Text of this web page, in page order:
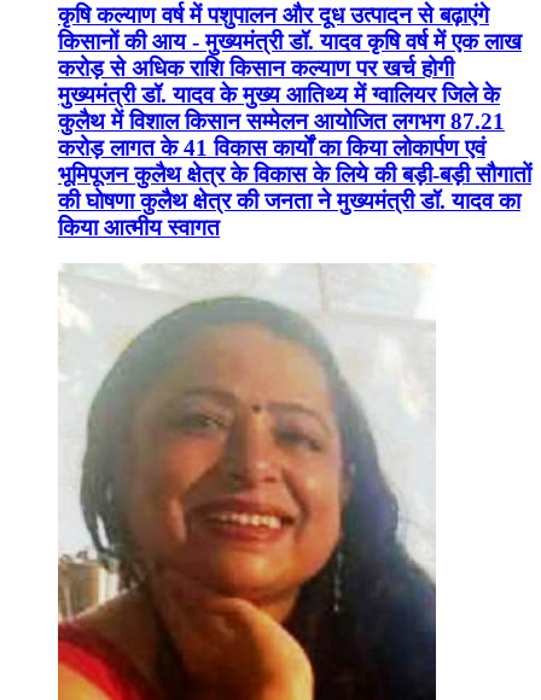
कृषि कल्याण वर्ष में पशुपालन और दूध उत्पादन से बढ़ाएंगे
किसानों की आय - मुख्यमंत्री डॉ. यादव कृषि वर्ष में एक लाख
करोड़ से अधिक राशि किसान कल्याण पर खर्च होगी
मुख्यमंत्री डॉ. यादव के मुख्य आतिथ्य में ग्वालियर जिले के
कुलैथ में विशाल किसान सम्मेलन आयोजित लगभग 87.21
करोड़ लागत के 41 विकास कार्यों का किया लोकार्पण एवं
भूमिपूजन कुलैथ क्षेत्र के विकास के लिये की बड़ी-बड़ी सौगातों
की घोषणा कुलैथ क्षेत्र की जनता ने मुख्यमंत्री डॉ. यादव का
किया आत्मीय स्वागत